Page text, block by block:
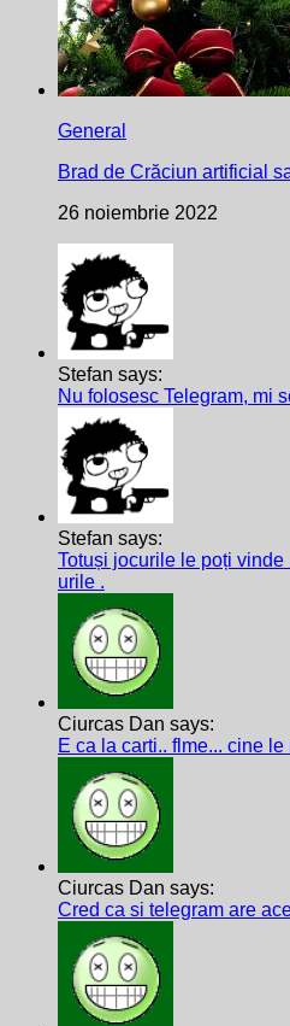
General
Brad de Crăciun artificial
26 noiembrie 2022
Stefan says:
Nu folosesc Telegram, mi
Stefan says:
Totuși jocurile le poți
urile .
Ciurcas Dan says:
E ca la carti.. flme... cine
Ciurcas Dan says:
Cred ca si telegram are